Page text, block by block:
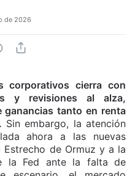
de 2026
corporativos cierra con
y revisiones al alza,
ganancias tanto en renta
Sin embargo, la atención
ahora a las nuevas
de Ormuz y a la
la Fed ante la falta de